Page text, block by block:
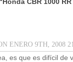
CBR 1000
ENERO 9TH, 2008
es que es difícil de